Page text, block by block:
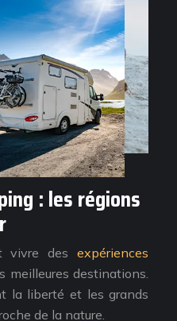
: les régions
vivre desexpériences
meilleures destinations.
la liberté et les grands
de la nature.